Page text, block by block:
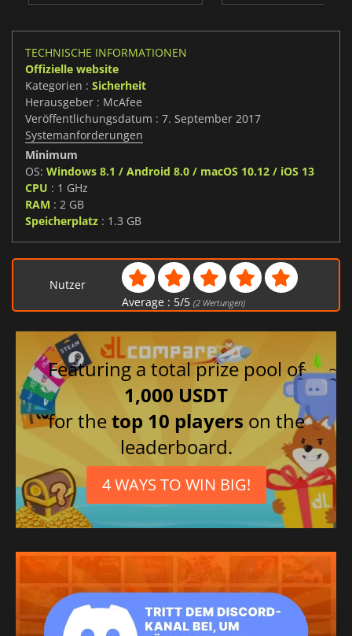
TECHNISCHE INFORMATIONEN
Offizielle website
Kategorien : Sicherheit
Herausgeber : McAfee
Veröffentlichungsdatum : 7. September 2017
Systemanforderungen
Minimum
OS: Windows 8.1 / Android 8.0 / macOS 10.12 / iOS 13
CPU : 1 GHz
RAM : 2 GB
Speicherplatz : 1.3 GB
Nutzer
Average : 5/5 (2Wertungen)
Featuring a total prize pool of
1,000 USDT
for thetop 10 players on the
leaderboard.
4 WAYS TO WIN BIG!